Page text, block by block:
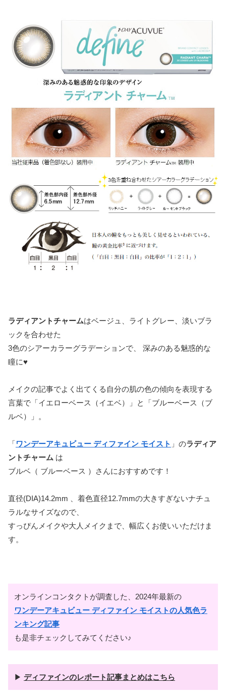
ラディアントチャームはベージュ、ライトグレー、淡いブラ
ックを合わせた
3色のシアーカラーグラデーションで、 深みのある魅惑的な
瞳に♥
メイクの記事でよく出てくる自分の肌の色の傾向を表現する
言葉で「イエローベース（イエベ）」と「ブルーベース（ブ
ルベ）」。
「 ワンデーアキュビュー ディファイン モイスト 」のラディア
ントチャーム は
ブルベ（ ブルーベース ）さんにおすすめです！
直径(DIA)14.2mm 、着色直径12.7mmの大きすぎないナチュ
ラルなサイズなので、
すっぴんメイクや大人メイクまで、幅広くお使いいただけま
す。
オンラインコンタクトが調査した、2024年最新の
ワンデーアキュビュー ディファイン モイストの人気色ラ
ンキング記事
も是非チェックしてみてください♪
▶ ディファインのレポート記事まとめはこちら